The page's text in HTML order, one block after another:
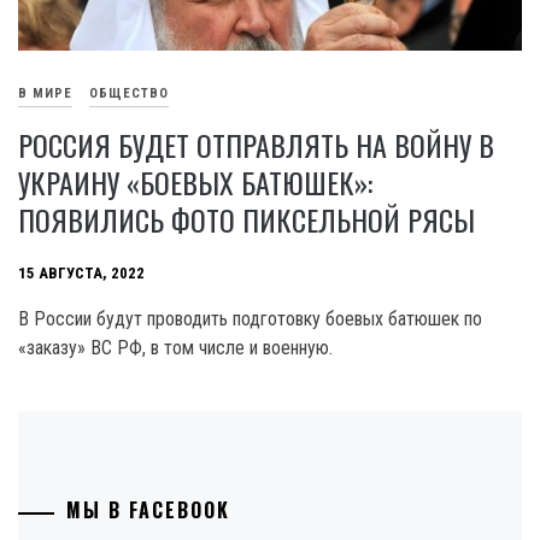
В МИРЕ ОБЩЕСТВО
РОССИЯ БУДЕТ ОТПРАВЛЯТЬ НА ВОЙНУ В
УКРАИНУ «БОЕВЫХ БАТЮШЕК»:
ПОЯВИЛИСЬ ФОТО ПИКСЕЛЬНОЙ РЯСЫ
15 АВГУСТА, 2022
В России будут проводить подготовку боевых батюшек по
«заказу» ВС РФ, в том числе и военную.
МЫ В FACEBOOK